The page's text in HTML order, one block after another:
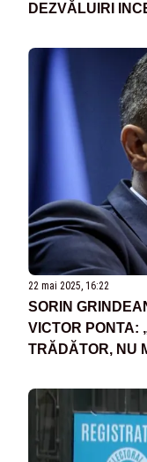
DEZVĂLUIRI
22 mai 2025, 16:22
SORIN
VICTOR PONTA:
TRĂDĂTOR, NU